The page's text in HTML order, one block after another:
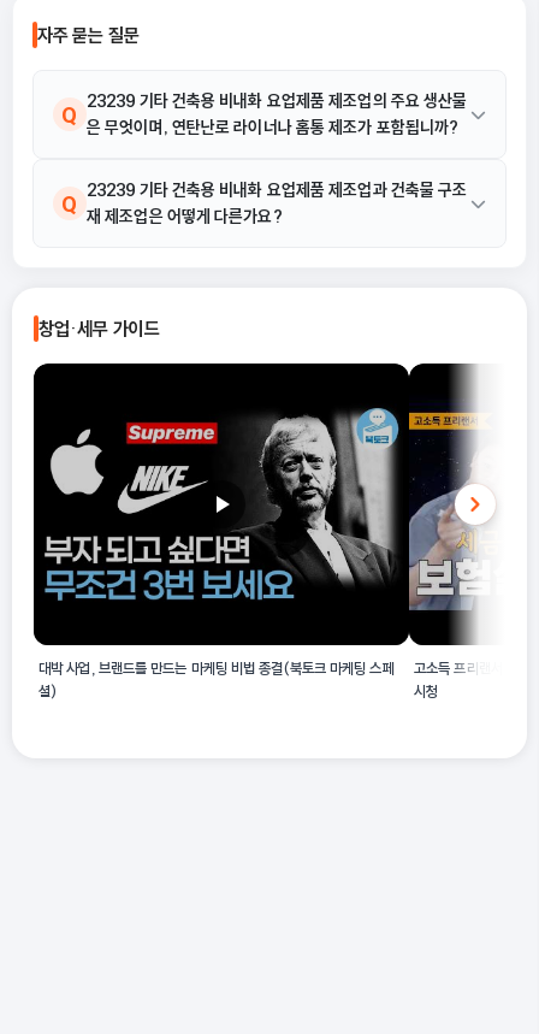
으로 정리합니다.
자주 묻는 질문
Q
23239 기타 건축용 비내화 요업제품 제조업의 주요 생산물
은 무엇이며, 연탄난로 라이너나 홈통 제조가 포함됩니까?
A 네, 해당 산업은 각종 비금속 광물을 성형하고 구워 도관, 배관 연결
구류, 연탄난로 라이너 등을 생산하는 활동을 포함합니다. 따라서 연
Q
23239 기타 건축용 비내화 요업제품 제조업과 건축물 구조
재 제조업은 어떻게 다른가요?
산하는 데 중점을 둡니다. 반면, 건축물 구조재 제조업은 별도의 업
종으로 구분되며, 본 산업 해설에는 구조재 제조가 직접적인 생산 활
포함됩니다.
창업·세무 가이드
대박 사업, 브랜드를 만드는 마케팅 비법 종결(북토크 마케팅 스페
셜)
고소득 프리랜서
시청